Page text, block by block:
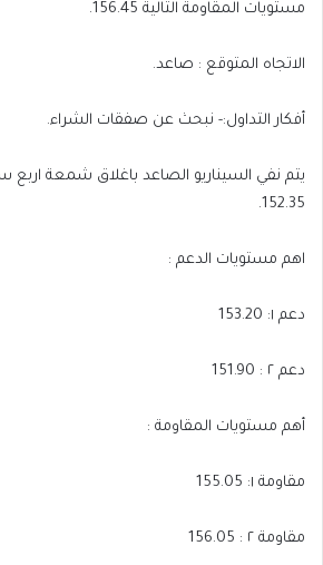
مستويات المقاومة التالية 156.45.
الاتجاه المتوقع : صاعد.
أفكار التداول:- نبحث عن صفقات الشراء.
يتم نفي السيناريو الصاعد باغلاق شمعة
152.35.
اهم مستويات الدعم :
دعم ١: 153.20
دعم ٢ : 151.90
أهم مستويات المقاومة :
مقاومة ١: 155.05
مقاومة ٢ : 156.05